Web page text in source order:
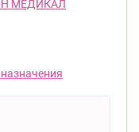
МЕДИКАЛ